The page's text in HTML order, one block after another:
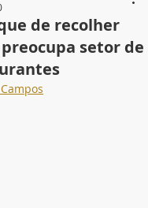
de recolher
setor de